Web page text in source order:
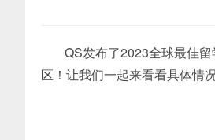
QS发布了2023全球最佳
区！让我们一起来看看具体情